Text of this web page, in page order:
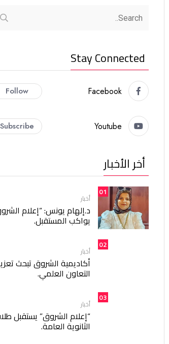
Stay Connected
Facebook
Follow
Youtube
Subscribe
أخر الأخبار
01
أخبار
د.إلهام يونس: “إعلام
يواكب المستقبل.
02
أخبار
أكاديمية الشروق تبحث
التعاون العلمي.
03
أخبار
“إعلام الشروق” يستقبل
الثانوية العامة.